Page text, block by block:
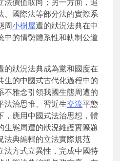
、國際法等部分法的實際系
周小樹屋遭的狀況法典在中
中的情勢體系性和軌制公道
的狀況法典成為黨和國度在
生的中國式古代化過程中的
不雅念引領我國生態周遭的
法治思惟、習近生交流平態
，應用中國式法治思想，體
生態周遭的狀況維護實際題
法典編輯的立法實際規范
法方式立異性，完成中國特